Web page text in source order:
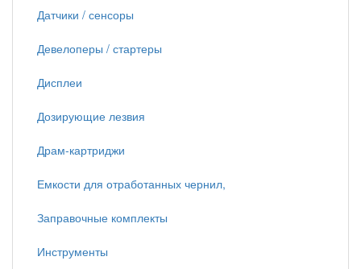
Датчики / сенсоры
Девелоперы / стартеры
Дисплеи
Дозирующие лезвия
Драм-картриджи
Емкости для отработанных чернил,
Заправочные комплекты
Инструменты